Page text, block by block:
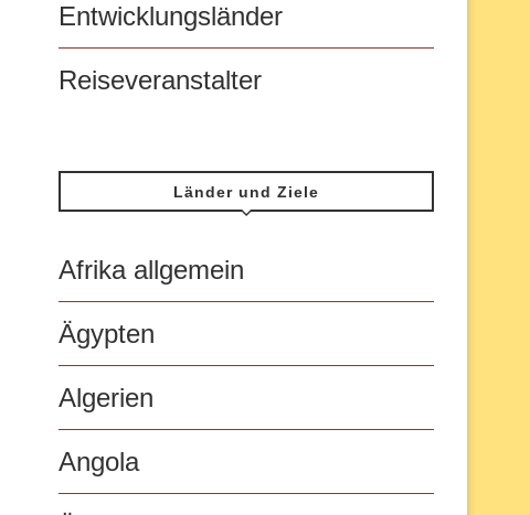
Entwicklungsländer
Reiseveranstalter
Länder und Ziele
Afrika allgemein
Ägypten
Algerien
Angola